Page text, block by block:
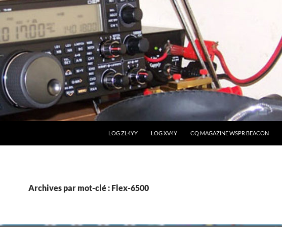
LOG ZL4YY LOG XV4Y CQ MAGAZINE WSPR BEACON
Archives par mot-clé : Flex-6500